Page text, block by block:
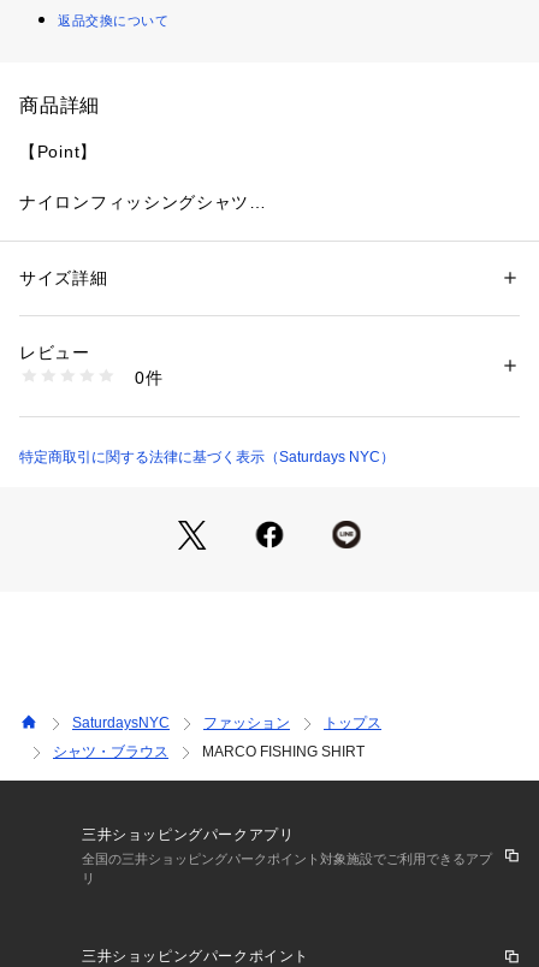
返品交換について
商品詳細
【Point】
ナイロンフィッシングシャツ
【Design】
らしさを出してくれています。
XS/ 着丈 67 | 肩幅 42 | バスト 53 | そで丈 85
※実際の商品と色味、仕様、加工、サイズ、素材等が若干異な
る場合がございます。
性別：レディース
素材：ナイロン 100%
洗濯：洗濯機、漂白不可、タンブル乾燥不可、自然乾燥、アイロン仕上げ
可、ドライ不可、ウエットクリーニング可
商品番号：1095600000200 （モール）
サイズ詳細
レビュー
0件
特定商取引に関する法律に基づく表示（Saturdays NYC）
SaturdaysNYC ファッション
トップス
シャツ・ブラウス
MARCO FISHING SHIRT
三井ショッピングパークアプリ
全国の三井ショッピングパークポイント対象施設でご利用できるアプ
リ
三井ショッピングパークポイント